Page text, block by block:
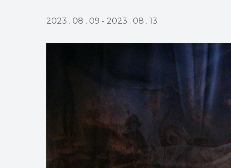
2023 . 08 . 09 - 2023 . 08 . 13